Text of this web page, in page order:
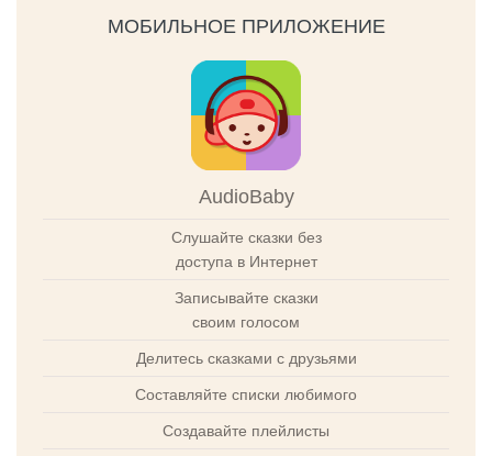
МОБИЛЬНОЕ ПРИЛОЖЕНИЕ
AudioBaby
Слушайте сказки без
доступа в Интернет
Записывайте сказки
своим голосом
Делитесь сказками с друзьями
Составляйте списки любимого
Создавайте плейлисты